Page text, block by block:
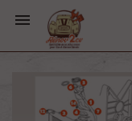
